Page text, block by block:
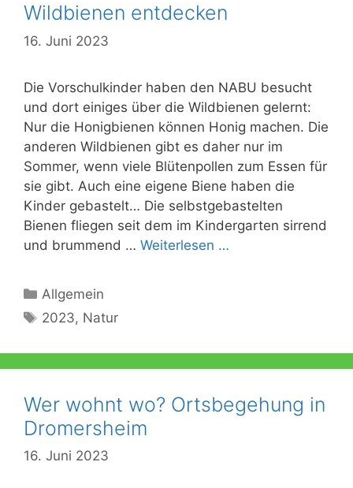
Wildbienen entdecken
16. Juni 2023
Die Vorschulkinder haben den NABU besucht
und dort einiges über die Wildbienen gelernt:
Nur die Honigbienen können Honig machen. Die
anderen Wildbienen gibt es daher nur im
Sommer, wenn viele Blütenpollen zum Essen für
sie gibt. Auch eine eigene Biene haben die
Kinder gebastelt… Die selbstgebastelten
Bienen fliegen seit dem im Kindergarten sirrend
und brummend … Weiterlesen …
Kategorien
Allgemein
Schlagwörter
2023, Natur
Wer wohnt wo? Ortsbegehung in
Dromersheim
16. Juni 2023